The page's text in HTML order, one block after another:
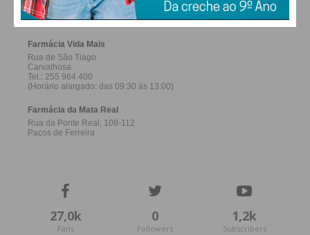
Eu li e concordo com os
FERREIRA
27,0k
Fans
0
Followers
1,2k
Subscribers